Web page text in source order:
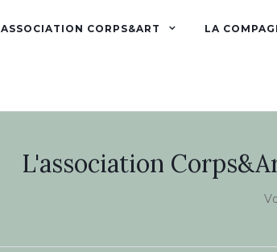
ASSOCIATION CORPS&ART LA
L'association